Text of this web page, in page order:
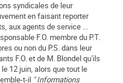
syndicales de leur
en faisant reporter
aux agents de service ...
F.O. membre du P.T.
ou non du P.S. dans leur
F.O. et de M. Blondel qu'ils
12 juin, alors que tout le
t-il " Informations